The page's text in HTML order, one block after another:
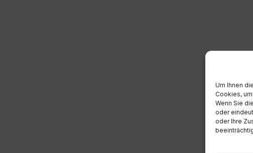
Um Ihnen
Cookies,
Wenn Sie
oder
oder Ihre